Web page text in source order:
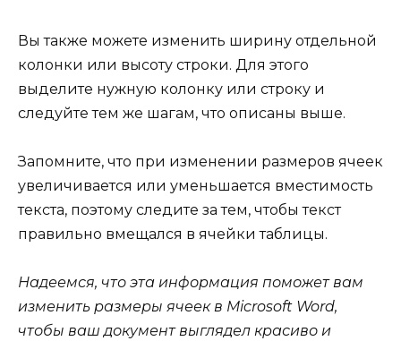
Вы также можете изменить ширину отдельной
колонки или высоту строки. Для этого
выделите нужную колонку или строку и
следуйте тем же шагам, что описаны выше.
Запомните, что при изменении размеров ячеек
увеличивается или уменьшается вместимость
текста, поэтому следите за тем, чтобы текст
правильно вмещался в ячейки таблицы.
Надеемся, что эта информация поможет вам
изменить размеры ячеек в Microsoft Word,
чтобы ваш документ выглядел красиво и